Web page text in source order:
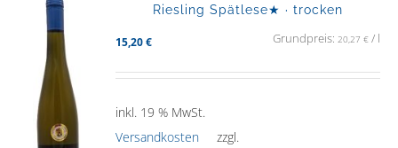
Riesling Spätlese★ · trocken
15,20€ Grundpreis: 20,27 €/ l
inkl. 19 % MwSt.
zzgl.
Versandkosten